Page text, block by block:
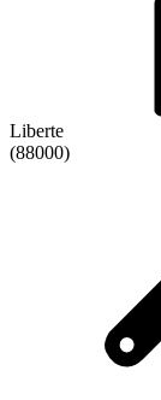
Liberte
(88000)